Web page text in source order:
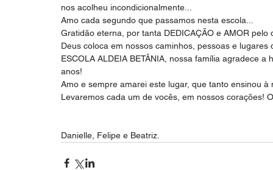
nos acolheu incondicionalmente...
Amo cada segundo que passamos nesta escola...
Gratidão eterna, por tanta DEDICAÇÃO e AMOR pelo
Deus coloca em nossos caminhos, pessoas e lugares
ESCOLA ALDEIA BETÂNIA, nossa família agradece
anos!
Amo e sempre amarei este lugar, que tanto ensinou
Levaremos cada um de vocês, em nossos corações!
Danielle, Felipe e Beatriz.